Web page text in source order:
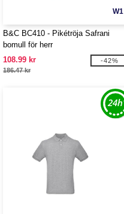
W1
B&C BC410 - Pikétröja Safrani
bomull för herr
108.99 kr
186.47 kr
-42%